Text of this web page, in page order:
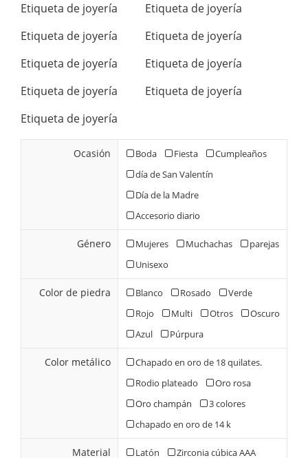
Etiqueta de joyería
Etiqueta de joyería
Etiqueta de joyería
Etiqueta de joyería
Etiqueta de joyería
Etiqueta de joyería
Etiqueta de joyería
Etiqueta de joyería
Etiqueta de joyería
Ocasión Boda Fiesta
Cumpleaños
día de San Valentín
Día de la Madre
Accesorio diario
Género Mujeres Muchachas
parejas
Unisexo
Color de piedra Blanco Rosado
Verde
Rojo
Multi Otros
Oscuro
Azul
Púrpura
Color metálico
Chapado en oro de 18 quilates.
Rodio plateado
Oro rosa
Oro champán
3 colores
chapado en oro de 14 k
Material Latón Zirconia cúbica AAA